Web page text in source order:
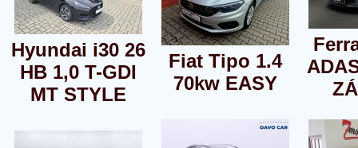
Hyundai i30 26
HB 1,0 T-GDI
MT STYLE
Fiat Tipo 1.4
70kw EASY